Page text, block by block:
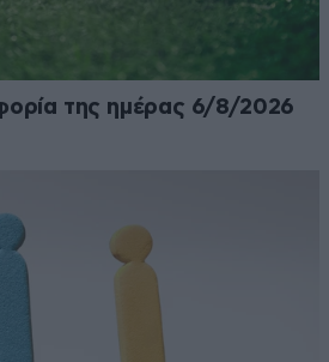
της ημέρας 6/8/2026